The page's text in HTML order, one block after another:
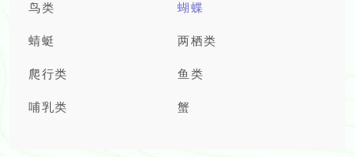
鸟类 蝴蝶
蜻蜓 两栖类
爬行类 鱼类
哺乳类 蟹